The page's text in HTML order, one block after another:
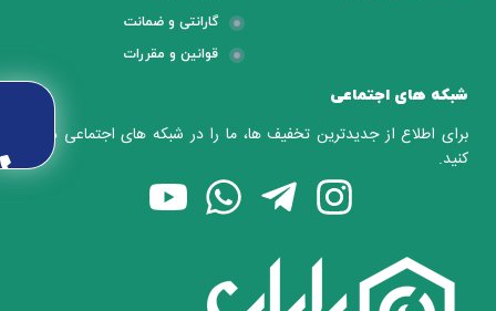
شبکه های اجتماعی
گارانتی و ضمانت
قوانین و مقررات
برای اطلاع از جدیدترین تخفیف ها، ما را در شبکه های اجتماعی دنبال
کنید.